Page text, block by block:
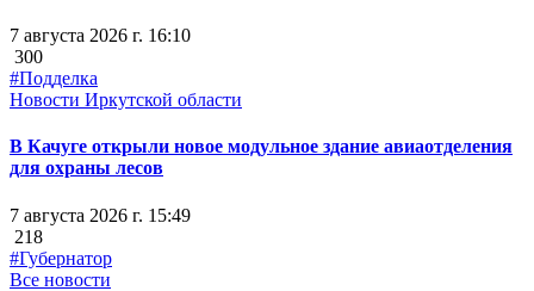
7 августа 2026 г. 16:10
300
#Подделка
Новости Иркутской области
В Качуге открыли новое модульное здание авиаотделения
для охраны лесов
7 августа 2026 г. 15:49
218
#Губернатор
Все новости